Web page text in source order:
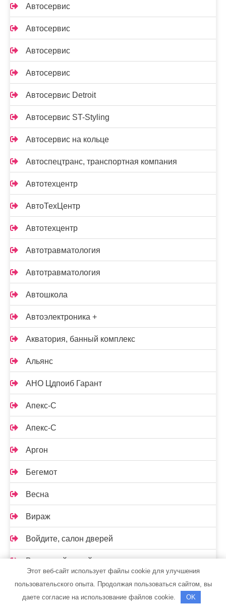
Автосервис
Автосервис
Автосервис
Автосервис
Автосервис Detroit
Автосервис ST-Styling
Автосервис на кольце
Автоспецтранс, транспортная компания
Автотехцентр
АвтоТехЦентр
Автотехцентр
Автотравматология
Автотравматология
Автошкола
Автоэлектроника +
Акватория, банный комплекс
Альянс
АНО Цдпоиб Гарант
Апекс-С
Апекс-С
Аргон
Бегемот
Весна
Вираж
Войдите, салон дверей
Восточный, стройгород
Все для дома
Этот веб-сайт использует файлы cookie для улучшения
пользовательского опыта. Продолжая пользоваться сайтом, вы
даете согласие на использование файлов cookie.
OK